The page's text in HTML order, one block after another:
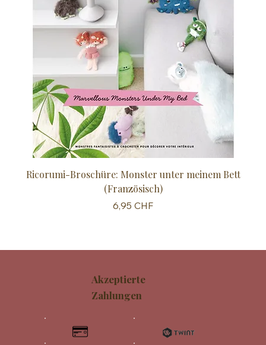
Ricorumi-Broschüre: Monster unter meinem Bett
(Französisch)
Preis
6,95 CHF
Akzeptierte
Zahlungen